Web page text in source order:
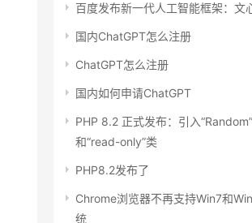
百度发布新一代人工智能框架：文
国内ChatGPT怎么注册
ChatGPT怎么注册
国内如何申请ChatGPT
PHP 8.2 正式发布：引入
和“read-only”类
PHP8.2发布了
Chrome浏览器不再支持Win7和
统